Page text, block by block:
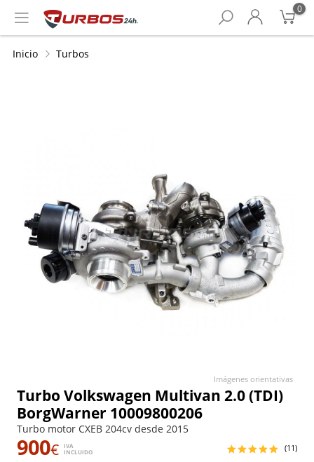
0
Inicio Turbos
Turbo Volkswagen Multivan 2.0 (TDI)
BorgWarner 10009800206
Turbo motor CXEB 204cv desde 2015
900€
IVA
INCLUIDO
(11)
Imágenes orientativas